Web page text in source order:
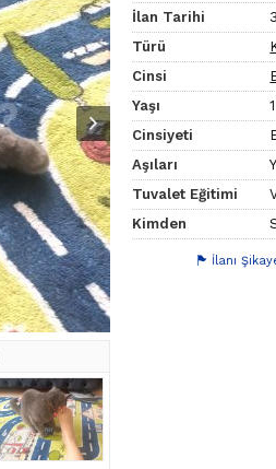
İlan Tarihi
Türü
Cinsi
Yaşı
1
Cinsiyeti
Aşıları
Tuvalet Eğitimi
Kimden
İlanı